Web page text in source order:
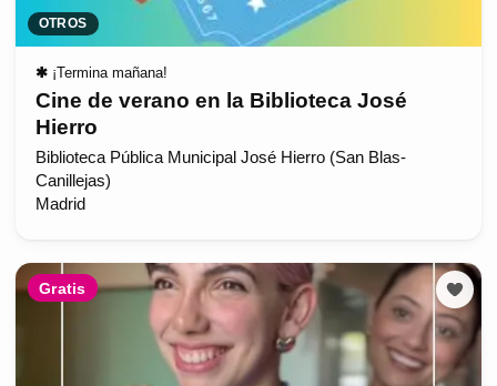
OTROS
✱ ¡Termina mañana!
Cine de verano en la Biblioteca José
Hierro
Biblioteca Pública Municipal José Hierro (San Blas-
Canillejas)
Madrid
Gratis